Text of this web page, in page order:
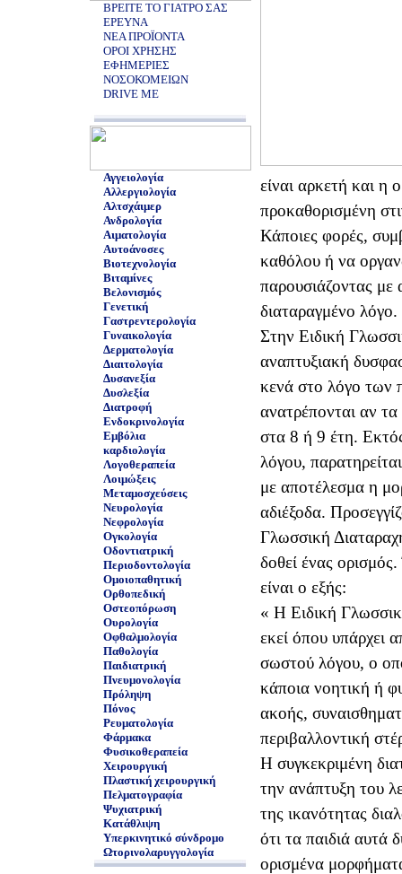
ΒΡΕΙΤΕ ΤΟ ΓΙΑΤΡΟ ΣΑΣ
ΕΡΕΥΝΑ
ΝΕΑ ΠΡΟΪΟΝΤΑ
ΟΡΟΙ ΧΡΗΣΗΣ
ΕΦΗΜΕΡΙΕΣ
ΝΟΣΟΚΟΜΕΙΩΝ
DRIVE ME
Αγγειολογία
Αλλεργιολογία
Αλτσχάιμερ
Ανδρολογία
Αιματολογία
Αυτοάνοσες
Βιοτεχνολογία
Βιταμίνες
Βελονισμός
Γενετική
Γαστρεντερολογία
Γυναικολογία
Δερματολογία
Διαιτολογία
Δυσανεξία
Δυσλεξία
Διατροφή
Ενδοκρινολογία
Εμβόλια
καρδιολογία
Λογοθεραπεία
Λοιμώξεις
Μεταμοσχεύσεις
Νευρολογία
Νεφρολογία
Ογκολογία
Οδοντιατρική
Περιοδοντολογία
Ομοιοπαθητική
Ορθοπεδική
Οστεοπόρωση
Ουρολογία
Οφθαλμολογία
Παθολογία
Παιδιατρική
Πνευμονολογία
Πρόληψη
Πόνος
Ρευματολογία
Φάρμακα
Φυσικοθεραπεία
Χειρουργική
Πλαστική χειρουργική
Πελματογραφία
Ψυχιατρική
Κατάθλιψη
Υπερκινητικό σύνδρομο
Ωτορινολαρυγγολογία
είναι αρκετή και η
προκαθορισμένη
Κάποιες φορές,
καθόλου ή να
παρουσιάζοντας με
διαταραγμένο λόγο.
Στην Ειδική
αναπτυξιακή
κενά στο λόγο των
ανατρέπονται αν τα
στα 8 ή 9 έτη.
λόγου,
με αποτέλεσμα η
αδιέξοδα.
Γλωσσική
δοθεί ένας
« Η Ειδική
εκεί όπου υπάρχει
σωστού λόγου, ο
κάποια νοητική ή
ακοής,
περιβαλλοντική
Η συγκεκριμένη
την ανάπτυξη του
της ικανότητας
ότι τα παιδιά αυτά
ορισμένα